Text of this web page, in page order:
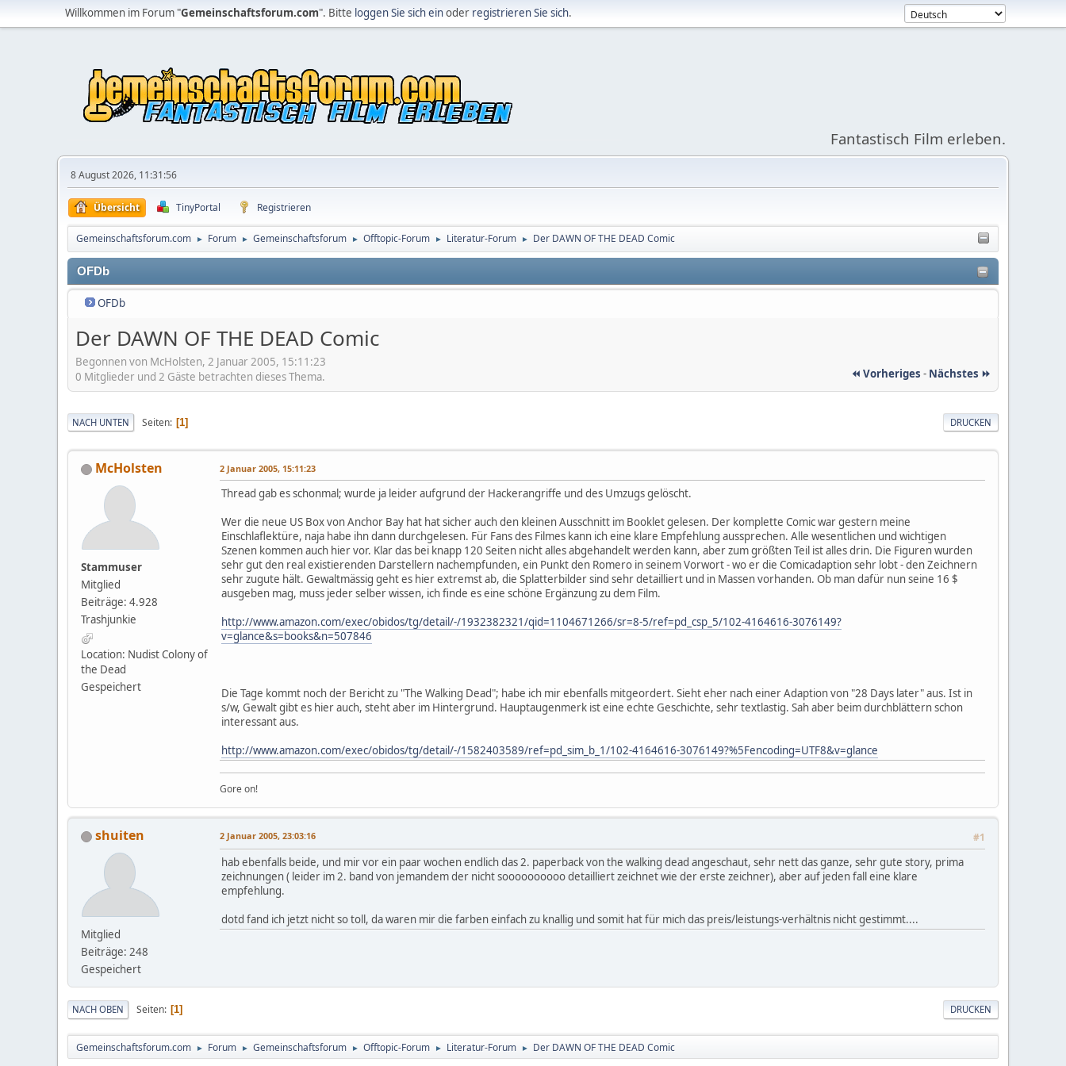
Willkommen im Forum "Gemeinschaftsforum.com". Bitte loggen Sie sich einoder registrieren Sie sich.
Fantastisch Film erleben.
8 August 2026, 11:31:56
Übersicht TinyPortal Registrieren
Gemeinschaftsforum.com ► Forum ► Gemeinschaftsforum ► Offtopic-Forum ► Literatur-Forum ► Der DAWN OF THE DEAD Comic
OFDb
OFDb
Der DAWN OF THE DEAD Comic
Begonnen von McHolsten, 2 Januar 2005, 15:11:23
⏪ Vorheriges - Nächstes ⏩
0 Mitglieder und 2 Gäste betrachten dieses Thema.
DRUCKEN
NACH UNTEN Seiten 1
McHolsten
Stammuser
Mitglied
Beiträge: 4.928
Trashjunkie
Location: Nudist Colony of
the Dead
Gespeichert
2 Januar 2005, 15:11:23
Thread gab es schonmal; wurde ja leider aufgrund der Hackerangriffe und des Umzugs gelöscht.
Wer die neue US Box von Anchor Bay hat hat sicher auch den kleinen Ausschnitt im Booklet gelesen. Der komplette Comic war gestern meine
Einschlaflektüre, naja habe ihn dann durchgelesen. Für Fans des Filmes kann ich eine klare Empfehlung aussprechen. Alle wesentlichen und wichtigen
Szenen kommen auch hier vor. Klar das bei knapp 120 Seiten nicht alles abgehandelt werden kann, aber zum größten Teil ist alles drin. Die Figuren wurden
sehr gut den real existierenden Darstellern nachempfunden, ein Punkt den Romero in seinem Vorwort - wo er die Comicadaption sehr lobt - den Zeichnern
sehr zugute hält. Gewaltmässig geht es hier extremst ab, die Splatterbilder sind sehr detailliert und in Massen vorhanden. Ob man dafür nun seine 16 $
ausgeben mag, muss jeder selber wissen, ich finde es eine schöne Ergänzung zu dem Film.
http://www.amazon.com/exec/obidos/tg/detail/-/1932382321/qid=1104671266/sr=8-5/ref=pd_csp_5/102-4164616-3076149?
v=glance&s=books&n=507846
Die Tage kommt noch der Bericht zu "The Walking Dead"; habe ich mir ebenfalls mitgeordert. Sieht eher nach einer Adaption von "28 Days later" aus. Ist in
s/w, Gewalt gibt es hier auch, steht aber im Hintergrund. Hauptaugenmerk ist eine echte Geschichte, sehr textlastig. Sah aber beim durchblättern schon
interessant aus.
http://www.amazon.com/exec/obidos/tg/detail/-/1582403589/ref=pd_sim_b_1/102-4164616-3076149?%5Fencoding=UTF8&v=glance
Gore on!
shuiten
Mitglied
Beiträge: 248
Gespeichert
2 Januar 2005, 23:03:16 #1
hab ebenfalls beide, und mir vor ein paar wochen endlich das 2. paperback von the walking dead angeschaut, sehr nett das ganze, sehr gute story, prima
zeichnungen ( leider im 2. band von jemandem der nicht soooooooooo detailliert zeichnet wie der erste zeichner), aber auf jeden fall eine klare
empfehlung.
dotd fand ich jetzt nicht so toll, da waren mir die farben einfach zu knallig und somit hat für mich das preis/leistungs-verhältnis nicht gestimmt....
DRUCKEN
NACH OBEN Seiten 1
Gemeinschaftsforum.com ► Forum ► Gemeinschaftsforum ► Offtopic-Forum ► Literatur-Forum ► Der DAWN OF THE DEAD Comic